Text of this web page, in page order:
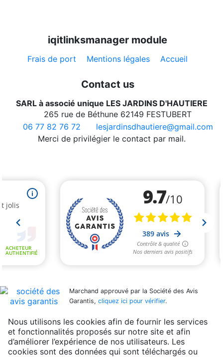
iqitlinksmanager module
Frais de port Mentions légales Accueil
Contact us
SARL à associé unique LES JARDINS D'HAUTIERE
265 rue de Béthune 62149 FESTUBERT
06 77 82 76 72
lesjardinsdhautiere@gmail.com
Merci de privilégier le contact par mail.
Marchand approuvé par la Société des Avis
Garantis, cliquez ici pour vérifier.
Nous utilisons les cookies afin de fournir les services
et fonctionnalités proposés sur notre site et afin
d’améliorer l’expérience de nos utilisateurs. Les
cookies sont des données qui sont téléchargés ou